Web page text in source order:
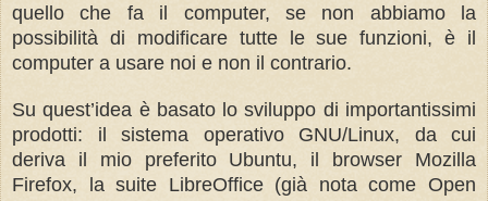
quello che fa il computer, se non abbiamo la
possibilità di modificare tutte le sue funzioni, è il
computer a usare noi e non il contrario.
Su quest’idea è basato lo sviluppo di importantissimi
prodotti: il sistema operativo GNU/Linux, da cui
deriva il mio preferito Ubuntu, il browser Mozilla
Firefox, la suite LibreOffice (già nota come Open